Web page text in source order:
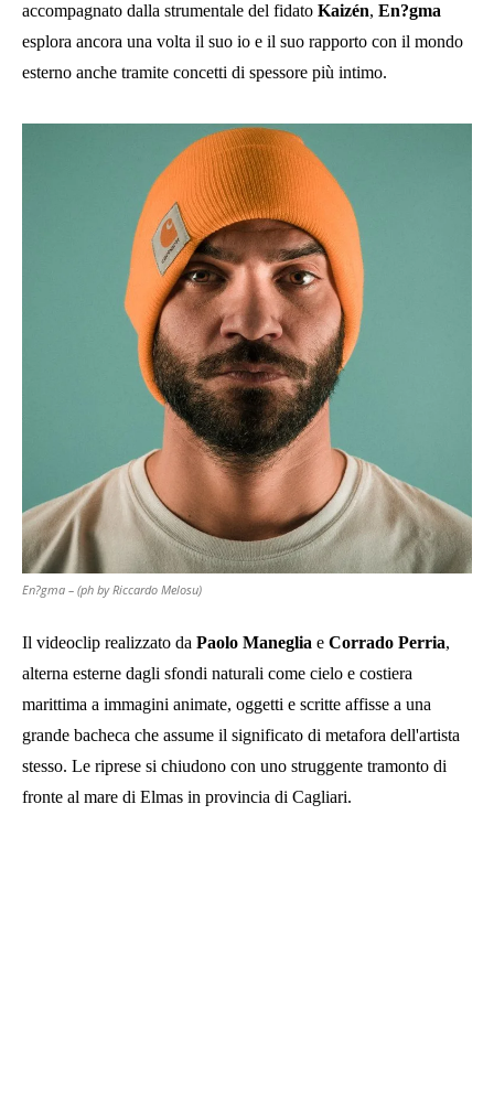
accompagnato dalla strumentale del fidato Kaizén, En?gma
esplora ancora una volta il suo io e il suo rapporto con il mondo
esterno anche tramite concetti di spessore più intimo.
En?gma – (ph by Riccardo Melosu)
Il videoclip realizzato da Paolo Maneglia e Corrado Perria,
alterna esterne dagli sfondi naturali come cielo e costiera
marittima a immagini animate, oggetti e scritte affisse a una
grande bacheca che assume il significato di metafora dell'artista
stesso. Le riprese si chiudono con uno struggente tramonto di
fronte al mare di Elmas in provincia di Cagliari.